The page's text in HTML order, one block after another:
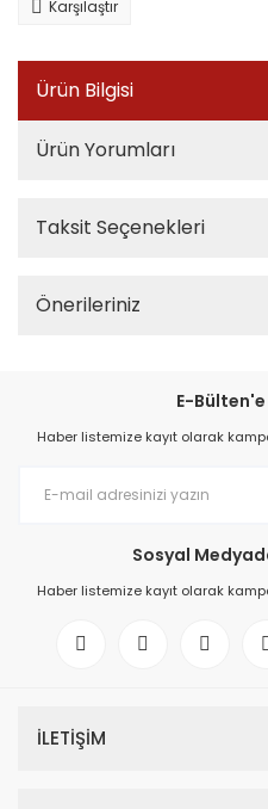
Karşılaştır
Ürün Bilgisi
Ürün Yorumları
Taksit Seçenekleri
Önerileriniz
E-Bülten'e
Haber listemize kayıt olarak
Sosyal
Haber listemize kayıt olarak
İLETİŞİM